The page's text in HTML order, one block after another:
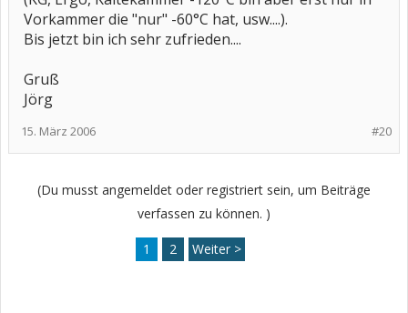
Vorkammer die "nur" -60°C hat, usw....).
Bis jetzt bin ich sehr zufrieden....
Gruß
Jörg
#20
15. März 2006
(Du musst angemeldet oder registriert sein, um Beiträge
verfassen zu können. )
1 2 Weiter >